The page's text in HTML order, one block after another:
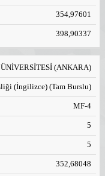
354,97601
398,90337
(ANKARA)
(İngilizce) (Tam Burslu)
MF-4
5
5
352,68048